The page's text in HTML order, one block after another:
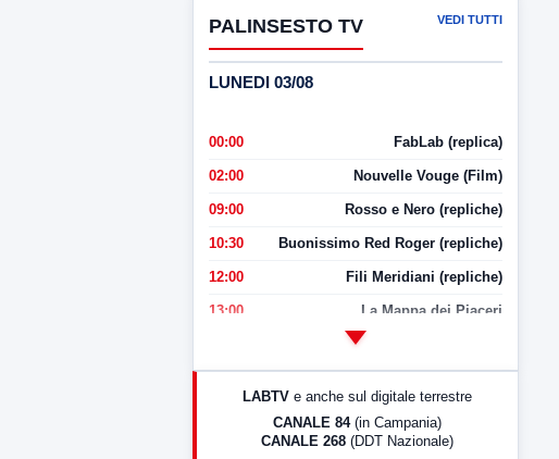
PALINSESTO TV VEDI TUTTI
LUNEDI 03/08
00:00 FabLab (replica)
02:00 Nouvelle Vouge (Film)
09:00 Rosso e Nero (repliche)
10:30 Buonissimo Red Roger (repliche)
12:00 Fili Meridiani (repliche)
13:00 La Mappa dei Piaceri
LabNews (Diretta)
LABTV e anche sul digitale terrestre
CANALE 84 (in Campania)
CANALE 268 (DDT Nazionale)